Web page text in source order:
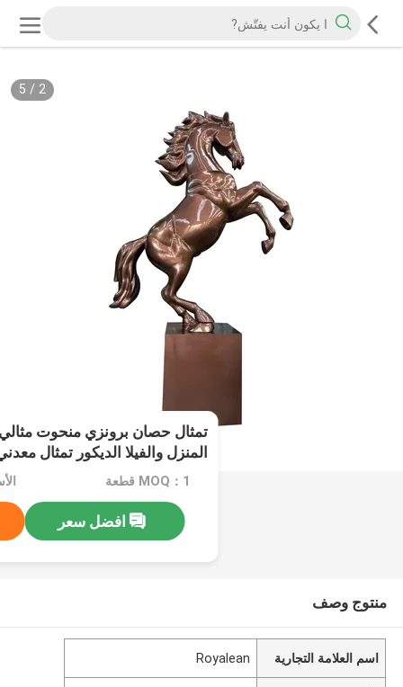
2
/
5
تمثال حصان برونزي منحوت
المنزل والفيلا الديكور تمثال
MOQ：1 قطعة
افضل سعر
منتوج وصف
اسم العلامة التجارية Royalean